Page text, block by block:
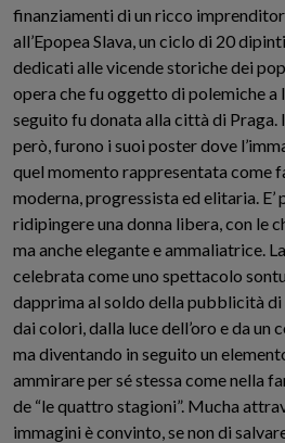
finanziamenti di un ricco
all’Epopea Slava, un ciclo di 20
dedicati alle vicende storiche dei
opera che fu oggetto di polemichea
seguito fu donata alla città di Praga.
però, furono i suoi poster dove
quel momento rappresentata come
moderna, progressista ed elitaria. E’
ridipingere una donna libera, con le
ma anche elegante e ammaliatrice.
celebrata come uno spettacolo
dapprima al soldo della pubblicità
dai colori,dalla luce dell’oro e da un
ma diventando in seguito un
ammirare per sé stessa comenella
de “le quattro stagioni”. Mucha
immagini è convinto, se non di